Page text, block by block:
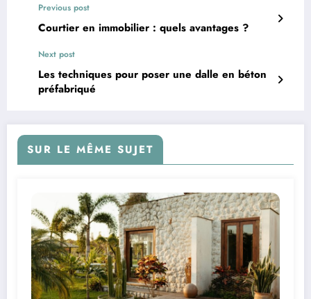
Previous post
Courtier en immobilier : quels avantages ?
Next post
Les techniques pour poser une dalle en béton
préfabriqué
SUR LE MÊME SUJET